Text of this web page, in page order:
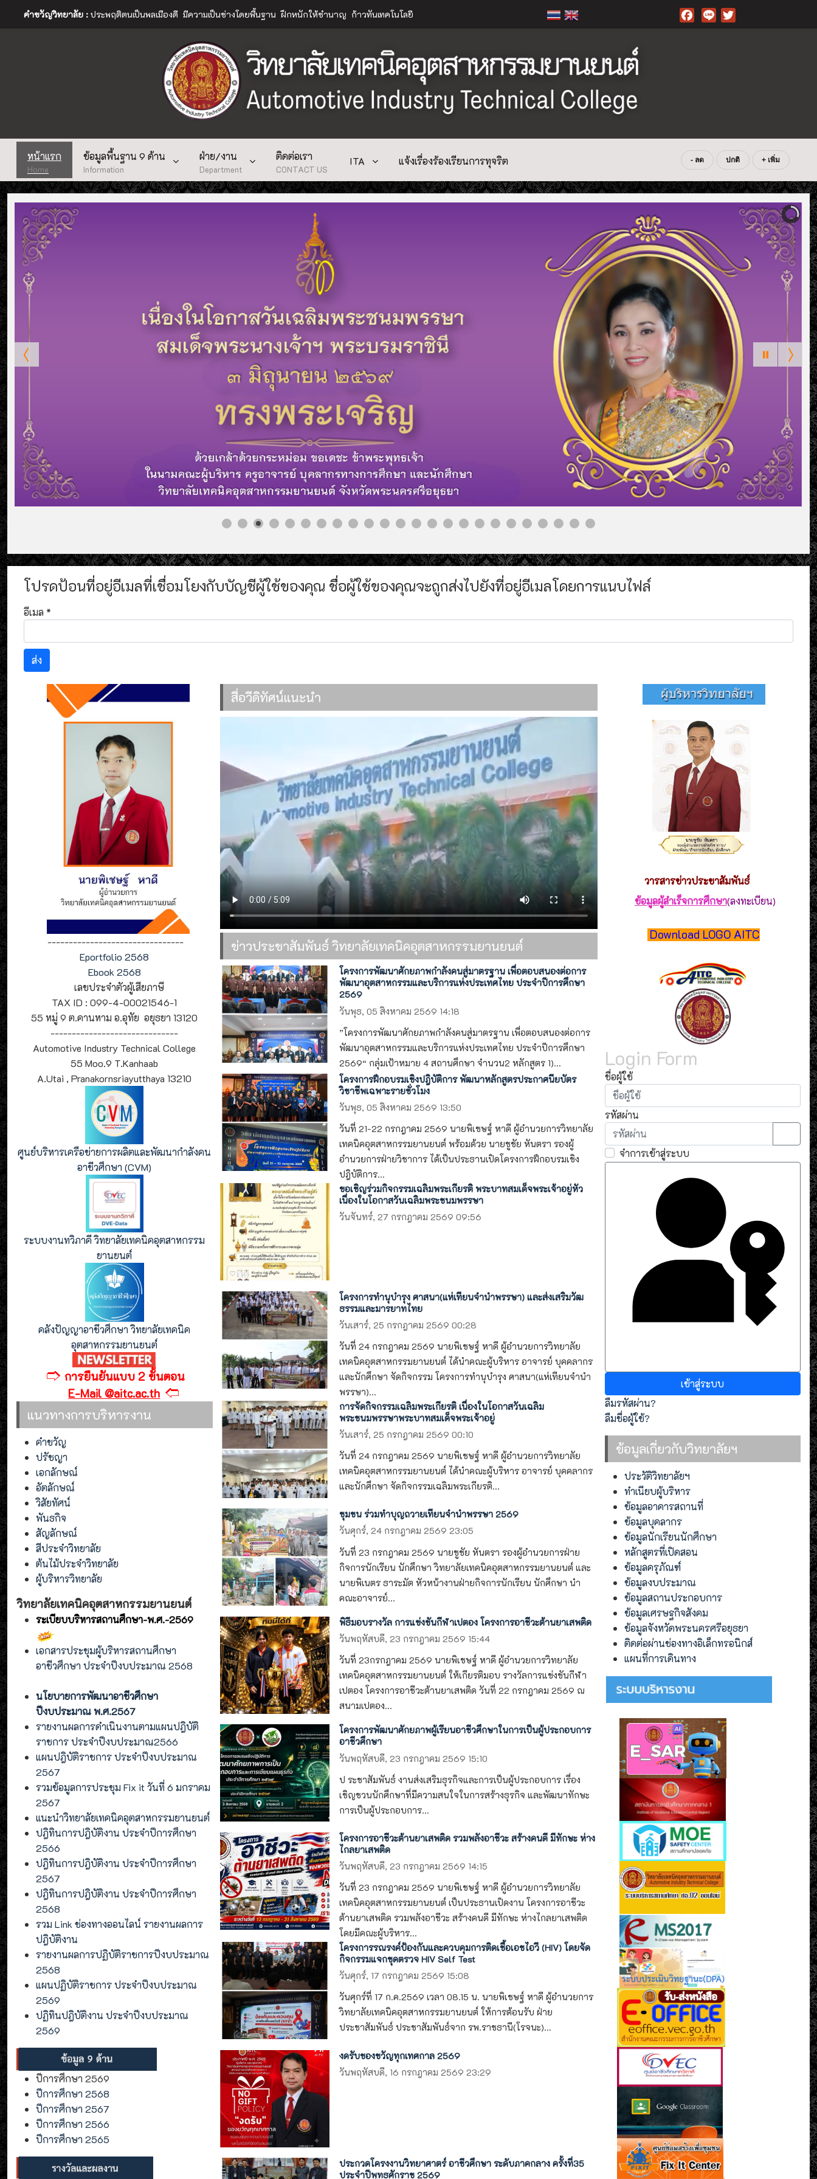
คำขวัญวิทยาลัย : ประพฤติตนเป็นพลเมืองดี มีความเป็นช่างโดยพื้นฐาน ฝึกหนักให้ชำนาญ ก้าวทันเทคโนโลยี
หน้าแรก
Home
ข้อมูลพื้นฐาน 9 ด้าน
Information
ฝ่าย/งาน
Department
ติดต่อเรา
CONTACT US
ITA แจ้งเรื่องร้องเรียนการทุจริต - ลด ปกติ + เพิ่ม
โปรดป้อนที่อยู่อีเมลที่เชื่อมโยงกับบัญชีผู้ใช้ของคุณ ชื่อผู้ใช้ของคุณจะถูกส่งไปยังที่อยู่อีเมลโดยการแนบไฟล์
อีเมล *
ส่ง
--------------------------------
Eportfolio 2568
Ebook 2568
เลขประจำตัวผู้เสียภาษี
TAX ID : 099-4-00021546-1
55 หมู่ 9 ต.คานหาม อ.อุทัย อยุธยา 13120
------------------------------
Automotive Industry Technical College
55 Moo.9 T.Kanhaab
A.Utai , Pranakornsriayutthaya 13210
ศูนย์บริหารเครือข่ายการผลิตและพัฒนากำลังคน
อาชีวศึกษา (CVM)
ระบบงานทวิภาคี วิทยาลัยเทคนิคอุตสาหกรรม
ยานยนต์
คลังปัญญาอาชีวศึกษา วิทยาลัยเทคนิค
อุตสาหกรรมยานยนต์
🢣 การยืนยันแบบ 2 ขั้นตอน
E-Mail @aitc.ac.th 🢢
แนวทางการบริหารงาน
คำขวัญ
ปรัชญา
เอกลักษณ์
อัตลักษณ์
วิสัยทัศน์
พันธกิจ
สัญลักษณ์
สีประจำวิทยาลัย
ต้นไม้ประจำวิทยาลัย
ผู้บริหารวิทยาลัย
วิทยาลัยเทคนิคอุตสาหกรรมยานยนต์
ระเบียบบริหารสถานศึกษา-พ.ศ.-2569
เอกสารประชุมผู้บริหารสถานศึกษา
อาชีวศึกษา ประจำปีงบประมาณ 2568
นโยบายการพัฒนาอาชีวศึกษา
ปีงบประมาณ พ.ศ.2567
รายงานผลการดำเนินงานตามแผนปฎิบัติ
ราชการ ประจำปีงบประมาณ2566
แผนปฎิบัติราชการ ประจำปีงบประมาณ
2567
รวมข้อมูลการประชุม Fix it วันที่ 6 มกราคม
2567
แนะนำวิทยาลัยเทคนิคอุตสาหกรรมยานยนต์
ปฎิทินการปฎิบัติงาน ประจำปีการศึกษา
2566
ปฎิทินการปฎิบัติงาน ประจำปีการศึกษา
2567
ปฎิทินการปฎิบัติงาน ประจำปีการศึกษา
2568
รวม Link ช่องทางออนไลน์ รายงานผลการ
ปฎิบัติงาน
รายงานผลการปฏิบัติราชการปีงบประมาณ
2568
แผนปฏิบัติราชการ ประจำปีงบประมาณ
2569
ปฏิทินปฎิบัติงาน ประจำปีงบประมาณ
2569
ปีการศึกษา 2569
ปีการศึกษา 2568
ปีการศึกษา 2567
ปีการศึกษา 2566
ปีการศึกษา 2565
สื่อวีดิทัศน์แนะนำ
ข่าวประชาสัมพันธ์ วิทยาลัยเทคนิคอุตสาหกรรมยานยนต์
โครงการพัฒนาศักยภาพกำลังคนสู่มาตรฐาน เพื่อตอบสนองต่อการ
พัฒนาอุตสาหกรรมและบริการแห่งประเทศไทย ประจำปีการศึกษา
2569
วันพุธ, 05 สิงหาคม 2569 14:18
”โครงการพัฒนาศักยภาพกำลังคนสู่มาตรฐาน เพื่อตอบสนองต่อการ
พัฒนาอุตสาหกรรมและบริการแห่งประเทศไทย ประจำปีการศึกษา
2569“ กลุ่มเป้าหมาย 4 สถานศึกษา จำนวน2 หลักสูตร 1)...
โครงการฝึกอบรมเชิงปฎิบัติการ พัฒนาหลักสูตรประกาศนียบัตร
วิชาชีพเฉพาะรายชั่วโมง
วันพุธ, 05 สิงหาคม 2569 13:50
วันที่ 21-22 กรกฎาคม 2569 นายพิเชษฐ์ หาดี ผู้อำนวยการวิทยาลัย
เทคนิคอุตสาหกรรมยานยนต์ พร้อมด้วย นายชูชัย หันตรา รองผู้
อำนวยการฝ่ายวิชาการ ได้เป็นประธานเปิดโครงการฝึกอบรมเชิง
ปฎิบัติการ...
ขอเชิญร่วมกิจกรรมเฉลิมพระเกียรติ พระบาทสมเด็จพระเจ้าอยู่หัว
เนื่องในโอกาสวันเฉลิมพระชนมพรรษา
วันจันทร์, 27 กรกฎาคม 2569 09:56
โครงการทำนุบำรุง ศาสนา(แห่เทียนจำนำพรรษา) และส่งเสริมวัฒ
ธรรมและมารยาทไทย
วันเสาร์, 25 กรกฎาคม 2569 00:28
วันที่ 24 กรกฎาคม 2569 นายพิเชษฐ์ หาดี ผู้อำนวยการวิทยาลัย
เทคนิคอุตสาหกรรมยานยนต์ ได้นำคณะผู้บริหาร อาจารย์ บุคคลากร
และนักศึกษา จัดกิจกรรม โครงการทำนุบำรุง ศาสนา(แห่เทียนจำนำ
พรรษา)...
การจัดกิจกรรมเฉลิมพระเกียรติ เนื่องในโอกาสวันเฉลิม
พระชนมพรรษาพระบาทสมเด็จพระเจ้าอยู่
วันเสาร์, 25 กรกฎาคม 2569 00:10
วันที่ 24 กรกฎาคม 2569 นายพิเชษฐ์ หาดี ผู้อำนวยการวิทยาลัย
เทคนิคอุตสาหกรรมยานยนต์ ได้นำคณะผู้บริหาร อาจารย์ บุคคลากร
และนักศึกษา จัดกิจกรรมเฉลิมพระเกียรติ...
ชุมชน ร่วมทำบุญถวายเทียนจำนำพรรษา 2569
วันศุกร์, 24 กรกฎาคม 2569 23:05
วันที่ 23 กรกฎาคม 2569 นายชูชัย หันตรา รองผู้อำนวยการฝ่าย
กิจการนักเรียน นักศึกษา วิทยาลัยเทคนิคอุตสาหกรรมยานยนต์ และ
นายพิเนตร ธาระมัต หัวหน้างานฝ่ายกิจการนักเรียน นักศึกษา นำ
คณะอาจารย์...
พิธีมอบรางวัล การแข่งขันกีฬาเปตอง โครงการอาชีวะต้านยาเสพติด
วันพฤหัสบดี, 23 กรกฎาคม 2569 15:44
วันที่ 23กรกฎาคม 2569 นายพิเชษฐ์ หาดี ผู้อำนวยการวิทยาลัย
เทคนิคอุตสาหกรรมยานยนต์ ให้เกียรติมอบ รางวัลการแข่งขันกีฬา
เปตอง โครงการอาชีวะต้านยาเสพติด วันที่ 22 กรกฎาคม 2569 ณ
สนามเปตอง...
โครงการพัฒนาศักยภาพผู้เรียนอาชีวศึกษาในการเป็นผู้ประกอบการ
อาชีวศึกษา
วันพฤหัสบดี, 23 กรกฎาคม 2569 15:10
ป ระชาสัมพันธ์ งานส่งเสริมธุรกิจและการเป็นผู้ประกอบการ เรื่อง
เชิญชวนนักศึกษาที่มีความสนใจในการสร้างธุรกิจ และพัฒนาทักษะ
การเป็นผู้ประกอบการ...
โครงการอาชีวะต้านยาเสพติด รวมพลังอาชีวะ สร้างคนดี มีทักษะ ห่าง
ไกลยาเสพติด
วันพฤหัสบดี, 23 กรกฎาคม 2569 14:15
วันที่ 23 กรกฎาคม 2569 นายพิเชษฐ์ หาดี ผู้อำนวยการวิทยาลัย
เทคนิคอุตสาหกรรมยานยนต์ เป็นประธานเปิดงาน โครงการอาชีวะ
ต้านยาเสพติด รวมพลังอาชีวะ สร้างคนดี มีทักษะ ห่างไกลยาเสพติด
โดยมีคณะผู้บริหาร...
โครงการรณรงค์ป้องกันและควบคุมการติดเชื้อเอชไอวี (HIV) โดยจัด
กิจกรรมแจกชุดตรวจ HIV Self Test
วันศุกร์, 17 กรกฎาคม 2569 15:08
วันศุกร์ที่ 17 ก.ค.2569 เวลา 08.15 น. นายพิเชษฐ์ หาดี ผู้อำนวยการ
วิทยาลัยเทคนิคอุตสาหกรรมยานยนต์ ให้การต้อนรับ ฝ่าย
ประชาสัมพันธ์ ประชาสัมพันธ์จาก รพ.ราชธานี(โรจนะ)...
งดรับของขวัญทุกเทศกาล 2569
วันพฤหัสบดี, 16 กรกฎาคม 2569 23:29
ประกวดโครงงานวิทยาศาตร์ อาชีวศึกษา ระดับภาคกลาง ครั้งที่35
ประจำปีพุทธศักราช 2569
วารสารข่าวประชาสัมพันธ์
ข้อมูลผู้สำเร็จการศึกษา(ลงทะเบียน)
Download LOGO AITC
Login Form
ชื่อผู้ใช้
รหัสผ่าน
แสดงร
จำการเข้าสู่ระบบ
เข้าสู่ระบบ
ลืมรหัสผ่าน?
ลืมชื่อผู้ใช้?
ข้อมูลเกี่ยวกับวิทยาลัยฯ
ประวัติวิทยาลัยฯ
ทำเนียบผู้บริหาร
ข้อมูลอาคารสถานที่
ข้อมูลบุคลากร
ข้อมูลนักเรียนนักศึกษา
หลักสูตรที่เปิดสอน
ข้อมูลครุภัณฑ์
ข้อมูลงบประมาณ
ข้อมูลสถานประกอบการ
ข้อมูลเศรษฐกิจสังคม
ข้อมูลจังหวัดพระนครศรีอยุธยา
ติดต่อผ่านช่องทางอิเล็กทรอนิกส์
แผนที่การเดินทาง